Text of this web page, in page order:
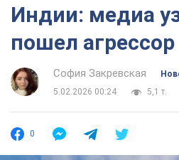
Индии: медиа
пошел агрессор
София Закревская
5.02.2026 00:24
5,1 т.
0